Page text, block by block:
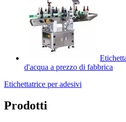
d'acqua a prezzo di fabbrica
Etichettatrice per adesivi
Prodotti